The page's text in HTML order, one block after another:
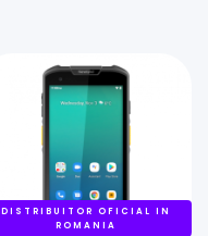
DISTRIBUITOR OFICIAL IN
ROMANIA